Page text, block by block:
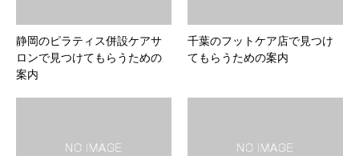
静岡のピラティス併設ケアサ
ロンで見つけてもらうための
案内
千葉のフットケア店で見つけ
てもらうための案内